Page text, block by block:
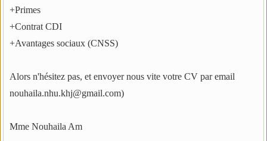
+Primes
+Contrat CDI
+Avantages sociaux (CNSS)
Alors n'hésitez pas, et envoyer nous vite votre CV par email
nouhaila.nhu.khj@gmail.com)
Mme Nouhaila Am